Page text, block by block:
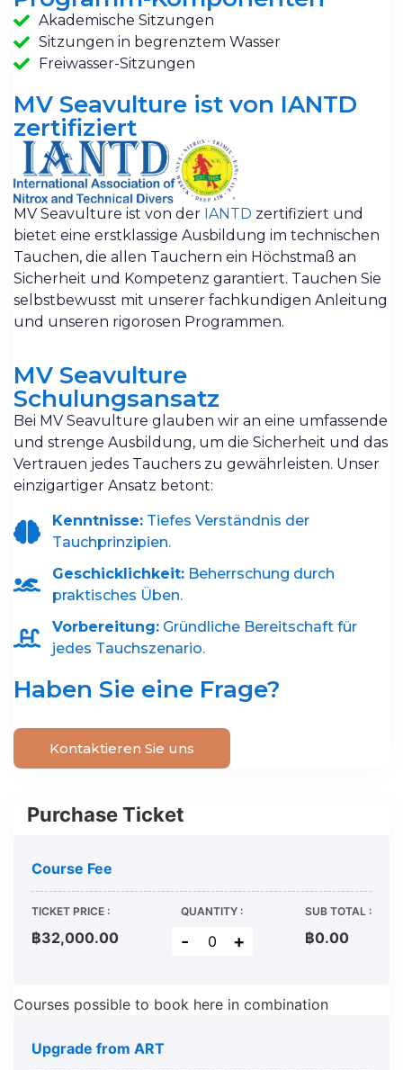
Akademische Sitzungen
Sitzungen in begrenztem Wasser
Freiwasser-Sitzungen
MV Seavulture ist von IANTD
zertifiziert
MV Seavulture ist von der IANTD zertifiziert und
bietet eine erstklassige Ausbildung im technischen
Tauchen, die allen Tauchern ein Höchstmaß an
Sicherheit und Kompetenz garantiert. Tauchen Sie
selbstbewusst mit unserer fachkundigen Anleitung
und unseren rigorosen Programmen.
MV Seavulture
Schulungsansatz
Bei MV Seavulture glauben wir an eine umfassende
und strenge Ausbildung, um die Sicherheit und das
Vertrauen jedes Tauchers zu gewährleisten. Unser
einzigartiger Ansatz betont:
Kenntnisse:Tiefes Verständnis der
Tauchprinzipien.
Geschicklichkeit:Beherrschung durch
praktisches Üben.
Vorbereitung:Gründliche Bereitschaft für
jedes Tauchszenario.
Haben Sie eine Frage?
Kontaktieren Sie uns
Purchase Ticket
Course Fee
TICKET PRICE :
฿32,000.00
QUANTITY :
- +
SUB TOTAL :
฿0.00
Courses possible to book here in combination
Upgrade from ART